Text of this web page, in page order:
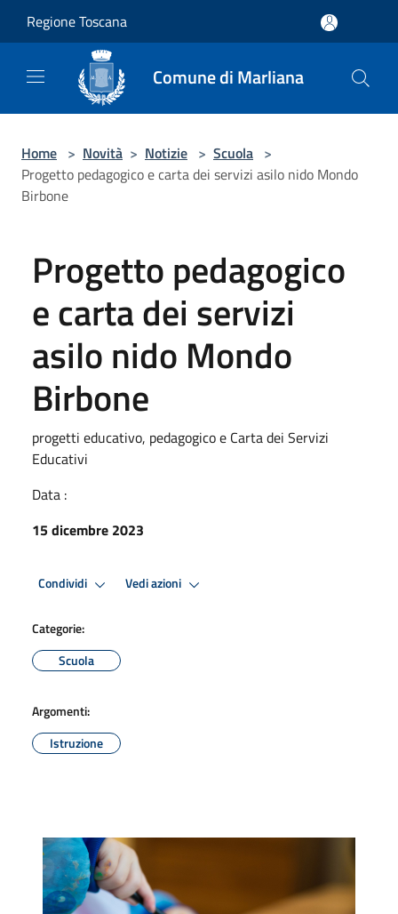
Regione Toscana
Comune di Marliana
Home > Novità > Notizie > Scuola >
Progetto pedagogico e carta dei servizi asilo nido Mondo
Birbone
Progetto pedagogico
e carta dei servizi
asilo nido Mondo
Birbone
progetti educativo, pedagogico e Carta dei Servizi
Educativi
Data :
15 dicembre 2023
Condividi Vedi azioni
Categorie:
Scuola
Argomenti:
Istruzione